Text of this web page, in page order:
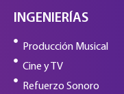
INGENIERÍAS
Producción Musical
Cine y TV
Refuerzo Sonoro